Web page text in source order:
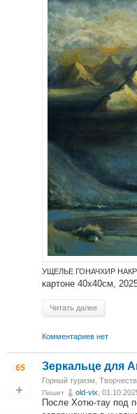
УЩЕЛЬЕ ГОНАЧХИР
картоне 40х40см,
Читать далее
Комментариев нет
65 Зеркальце для
Горный туризм
Пишет old-vix ,
После Хотю-тау под